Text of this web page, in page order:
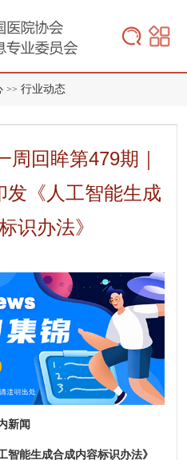
>> 行业动态
周回眸第479期｜
发《人工智能生成
识办法》
新闻
能生成合成内容标识办法》